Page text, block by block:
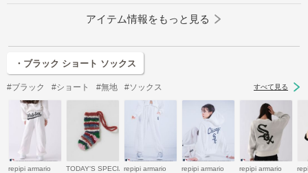
アイテム情報をもっと見る
・ブラック ショート ソックス
#ブラック #ショート #無地 #ソックス すべて見る
repipi armario
TODAY'S SPECIALrepipi armario
repipi armario
repipi armario